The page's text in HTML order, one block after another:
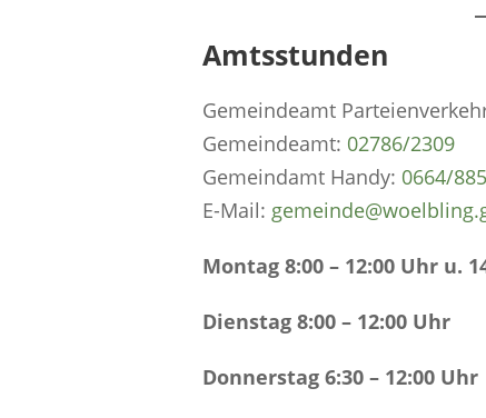
Amtsstunden
Gemeindeamt
Gemeindeamt: 02786/2309
Gemeindamt Handy: 0664/
E-Mail:
Montag 8:00 – 12:00 Uhr u.
Dienstag 8:00 – 12:00 Uhr
Donnerstag 6:30 – 12:00 Uhr